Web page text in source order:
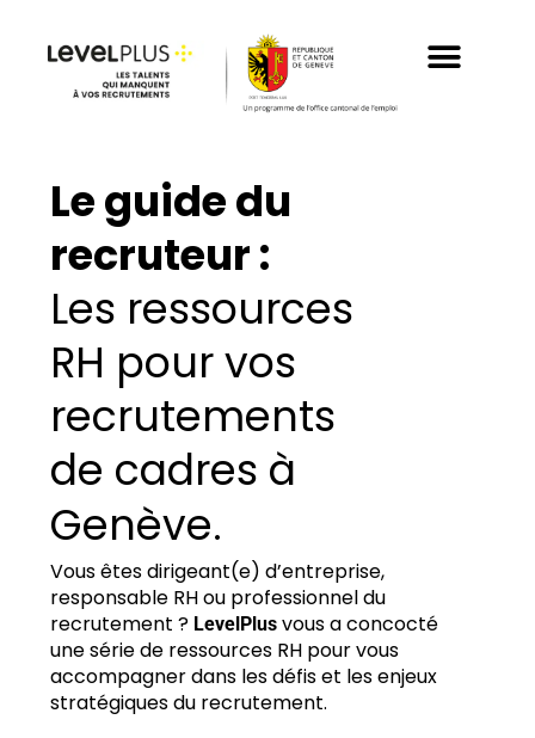
contenu
Le guide du
recruteur :
Les ressources
RH pour vos
recrutements
de cadres à
Genève.
Vous êtes dirigeant(e) d’entreprise,
responsable RH ou professionnel du
recrutement ? LevelPlus vous a concocté
une série de ressources RH pour vous
accompagner dans les défis et les enjeux
stratégiques du recrutement.